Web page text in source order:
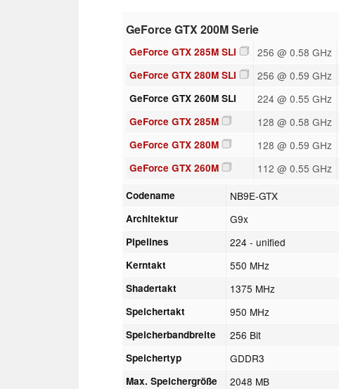
GeForce GTX 200M Serie
GeForce GTX 285M SLI 256 @ 0.58 GHz
GeForce GTX 280M SLI 256 @ 0.59 GHz
GeForce GTX 260M SLI 224 @ 0.55 GHz
GeForce GTX 285M 128 @ 0.58 GHz
GeForce GTX 280M 128 @ 0.59 GHz
GeForce GTX 260M 112 @ 0.55 GHz
Codename NB9E-GTX
Architektur G9x
Pipelines 224 - unified
Kerntakt 550 MHz
Shadertakt 1375 MHz
Speichertakt 950 MHz
Speicherbandbreite 256 Bit
Speichertyp GDDR3
Max. Speichergröße 2048 MB